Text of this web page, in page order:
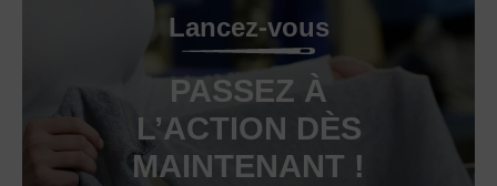
Lancez-vous
PASSEZ À
L’ACTION DÈS
MAINTENANT !